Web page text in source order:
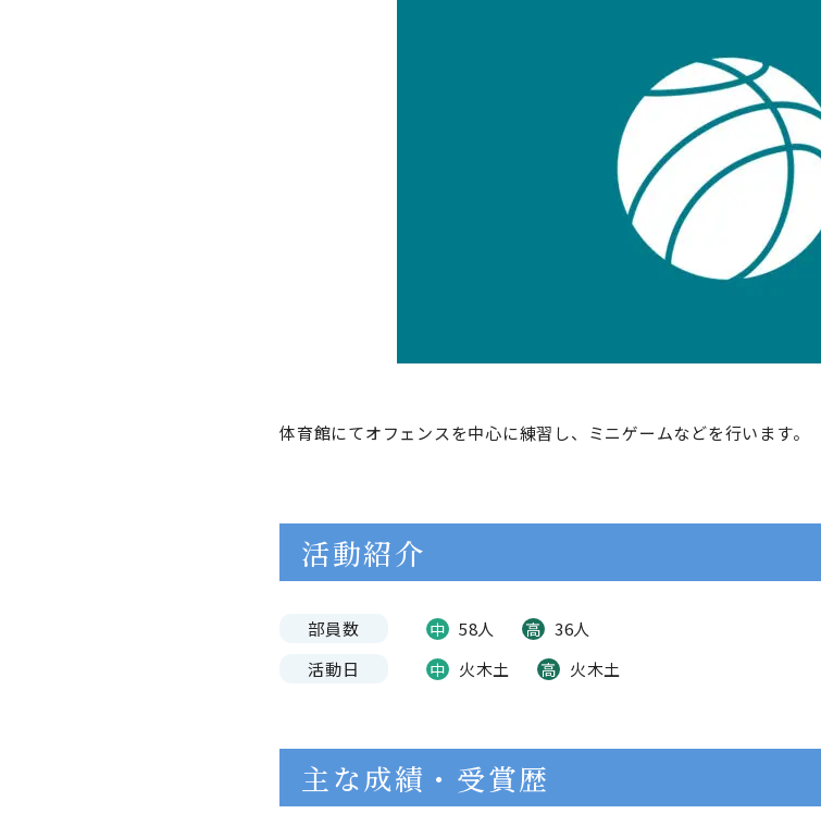
体育館にてオフェンスを中心に練習し、ミニゲームなどを行います。
活動紹介
部員数 中 58人 高
36人
活動日
中 火木土 高 火木土
主な成績・受賞歴